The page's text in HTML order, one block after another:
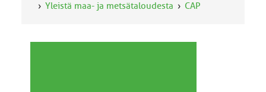
Yleistä maa- ja metsätaloudesta
CAP